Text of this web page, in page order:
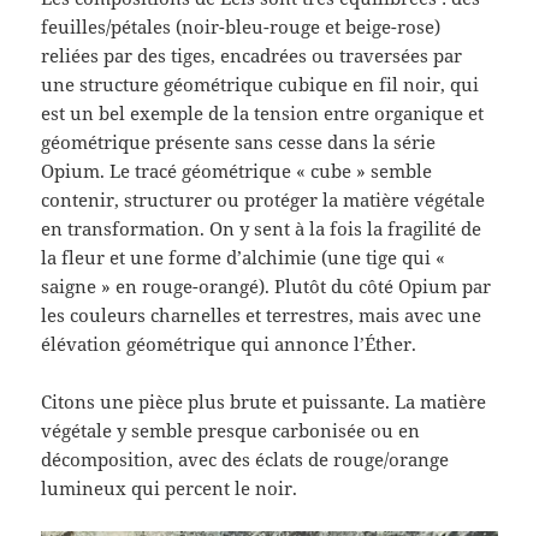
feuilles/pétales (noir-bleu-rouge et beige-rose)
reliées par des tiges, encadrées ou traversées par
une structure géométrique cubique en fil noir, qui
est un bel exemple de la tension entre organique et
géométrique présente sans cesse dans la série
Opium. Le tracé géométrique « cube » semble
contenir, structurer ou protéger la matière végétale
en transformation. On y sent à la fois la fragilité de
la fleur et une forme d’alchimie (une tige qui «
saigne » en rouge-orangé). Plutôt du côté Opium par
les couleurs charnelles et terrestres, mais avec une
élévation géométrique qui annonce l’Éther.
Citons une pièce plus brute et puissante. La matière
végétale y semble presque carbonisée ou en
décomposition, avec des éclats de rouge/orange
lumineux qui percent le noir.